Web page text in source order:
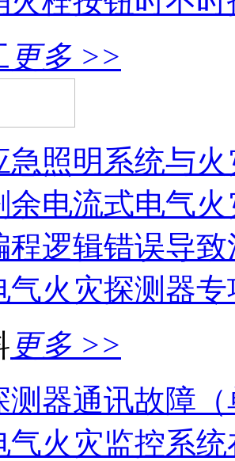
更多 >>
照明系统与火
电流式电气火
逻辑错误导致
气火灾探测器
更多 >>
测器通讯故障
火灾监控系统